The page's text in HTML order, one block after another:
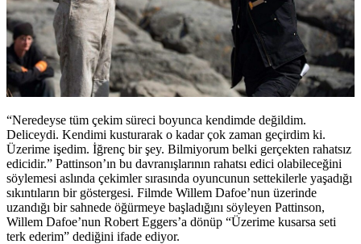
“Neredeyse tüm çekim süreci boyunca kendimde değildim.
Deliceydi. Kendimi kusturarak o kadar çok zaman geçirdim ki.
Üzerime işedim. İğrenç bir şey. Bilmiyorum belki gerçekten rahatsız
edicidir.” Pattinson’ın bu davranışlarının rahatsı edici olabileceğini
söylemesi aslında çekimler sırasında oyuncunun settekilerle yaşadığı
sıkıntıların bir göstergesi. Filmde Willem Dafoe’nun üzerinde
uzandığı bir sahnede öğürmeye başladığını söyleyen Pattinson,
Willem Dafoe’nun Robert Eggers’a dönüp “Üzerime kusarsa seti
terk ederim” dediğini ifade ediyor.